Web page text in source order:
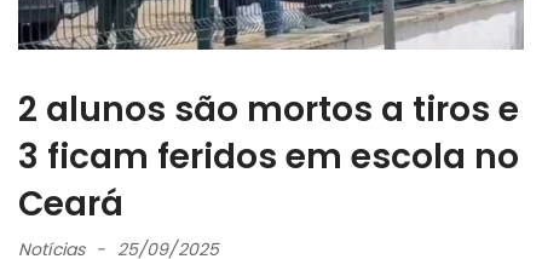
2 alunos são mortos a tiros e
3 ficam feridos em escola no
Ceará
Notícias 25/09/2025